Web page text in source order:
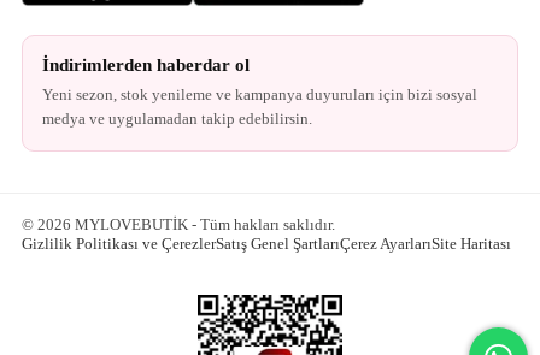
İndirimlerden haberdar ol
Yeni sezon, stok yenileme ve kampanya duyuruları için bizi sosyal
medya ve uygulamadan takip edebilirsin.
© 2026 MYLOVEBUTİK - Tüm hakları saklıdır.
Gizlilik Politikası ve ÇerezlerSatış Genel ŞartlarıÇerez AyarlarıSite Haritası